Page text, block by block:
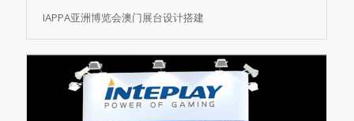
IAPPA亚洲博览会澳门展台设计搭建